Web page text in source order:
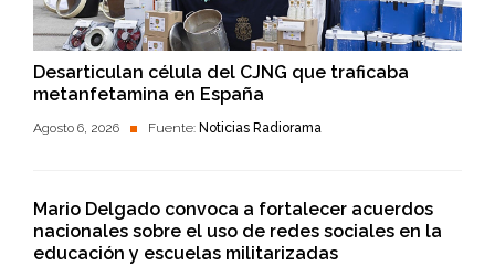
Desarticulan célula del CJNG que traficaba
metanfetamina en España
Agosto 6, 2026 Fuente: Noticias Radiorama
Mario Delgado convoca a fortalecer acuerdos
nacionales sobre el uso de redes sociales en la
educación y escuelas militarizadas